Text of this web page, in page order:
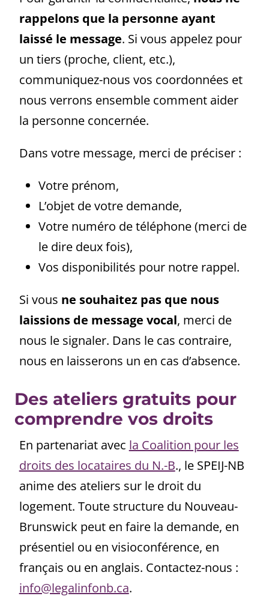
rappelons que la personne ayant
laissé le message. Si vous appelez pour
un tiers (proche, client, etc.),
communiquez-nous vos coordonnées et
nous verrons ensemble comment aider
la personne concernée.
Dans votre message, merci de préciser :
Votre prénom,
L’objet de votre demande,
Votre numéro de téléphone (merci de
le dire deux fois),
Vos disponibilités pour notre rappel.
Si vous ne souhaitez pas que nous
laissions de message vocal, merci de
nous le signaler. Dans le cas contraire,
nous en laisserons un en cas d’absence.
Des ateliers gratuits pour
comprendre vos droits
En partenariat avec la Coalition pour les
droits des locataires du N.-B., le SPEIJ-NB
anime des ateliers sur le droit du
logement. Toute structure du Nouveau-
Brunswick peut en faire la demande, en
présentiel ou en visioconférence, en
français ou en anglais. Contactez-nous :
info@legalinfonb.ca.